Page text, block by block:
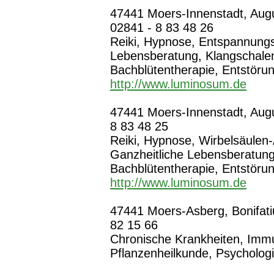
47441 Moers-Innenstadt,
02841 - 8 83 48 26
Reiki, Hypnose,
Lebensberatung,
Bachblütentherapie,
http://www.luminosum.de
47441 Moers-Innenstadt,
8 83 48 25
Reiki, Hypnose,
Ganzheitliche
Bachblütentherapie,
http://www.luminosum.de
47441 Moers-Asberg,
82 15 66
Chronische Krankheiten,
Pflanzenheilkunde,